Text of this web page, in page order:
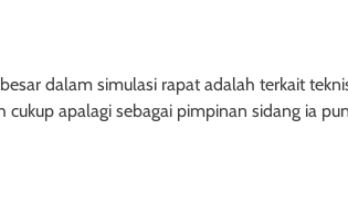
dalam simulasi rapat adalah terkait
apalagi sebagai pimpinan sidang ia pun